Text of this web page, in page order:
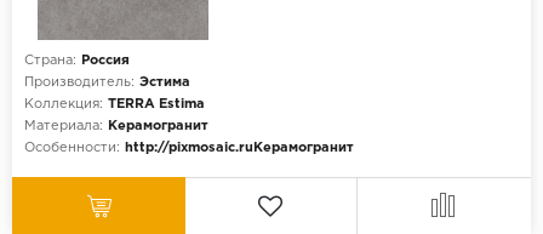
Страна:
Россия
Производитель: Эстима
Коллекция: TERRA Estima
Материала:
Керамогранит
Особенности:
http://pixmosaic.ruКерамогранит